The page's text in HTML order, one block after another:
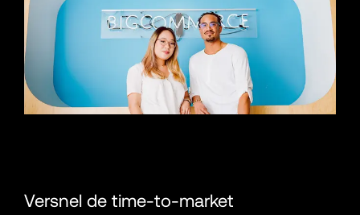
Versnel de time-to-market